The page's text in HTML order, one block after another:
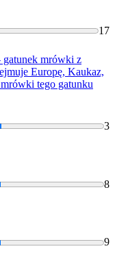
17
gatunek mrówki z
Europę, Kaukaz,
tego gatunku
3
8
9